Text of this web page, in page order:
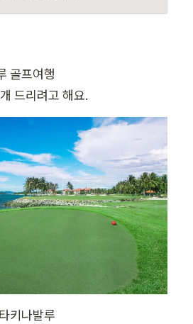
골프여행
드리려고 해요.
키나발루